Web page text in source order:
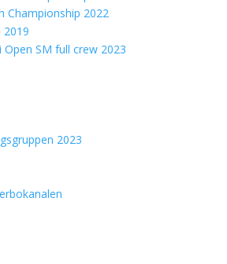
Championship 2022
2019
Open SM full crew 2023
2023